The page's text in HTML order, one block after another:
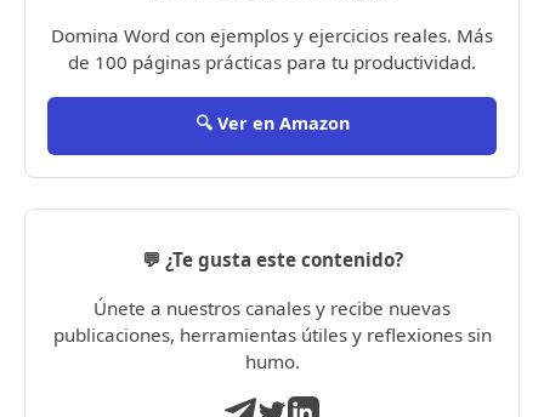
Domina Word con ejemplos y ejercicios reales. Más
de 100 páginas prácticas para tu productividad.
🔍 Ver en Amazon
💬 ¿Te gusta este contenido?
Únete a nuestros canales y recibe nuevas
publicaciones, herramientas útiles y reflexiones sin
humo.